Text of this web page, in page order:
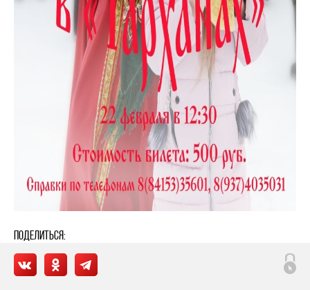
Поделиться: